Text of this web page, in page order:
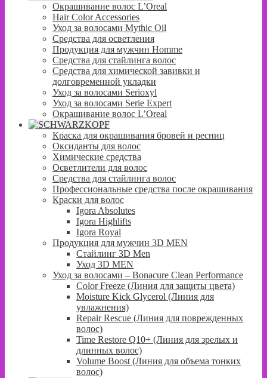
Окрашивание волос L’Oreal
Hair Color Accessories
Уход за волосами Mythic Oil
Средства для осветления
Продукция для мужчин Homme
Средства для стайлинга волос
Средства для химической завивки и
долговременной укладки
Уход за волосами Serioxyl
Уход за волосами Serie Expert
Окрашивание волос L’Oreal
Краска для окрашивания бровей и ресниц
Оксиданты для волос
Химические средства
Осветлители для волос
Средства для стайлинга волос
Профессиональные средства после окрашивания
Краски для волос
Igora Absolutes
Igora Highlifts
Igora Royal
Продукция для мужчин 3D MEN
Стайлинг 3D Men
Уход 3D MEN
Уход за волосами – Bonacure Clean Performance
Color Freeze (Линия для защиты цвета)
Moisture Kick Glycerol (Линия для
увлажнения)
Repair Rescue (Линия для поврежденных
волос)
Time Restore Q10+ (Линия для зрелых и
длинных волос)
Volume Boost (Линия для объема тонких
волос)